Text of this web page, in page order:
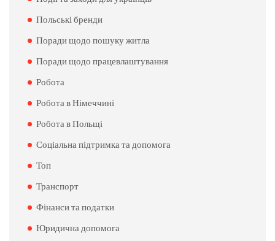
Польські бренди
Поради щодо пошуку житла
Поради щодо працевлаштування
Робота
Робота в Німеччині
Робота в Польщі
Соціальна підтримка та допомога
Топ
Транспорт
Фінанси та податки
Юридична допомога